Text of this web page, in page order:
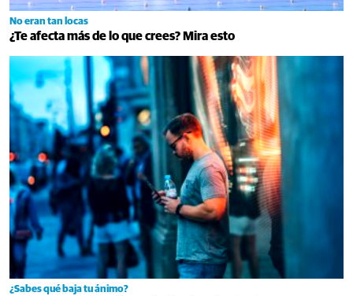
No eran tan locas
¿Te afecta más de lo que crees? Mira esto
¿Sabes qué baja tu ánimo?